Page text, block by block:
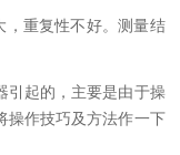
重复性不好。测量结
起的，主要是由于操
操作技巧及方法作一下